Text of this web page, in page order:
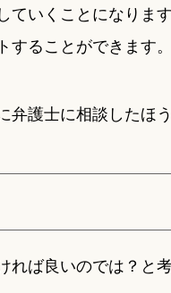
ていくことになりま
ることができます。
護士に相談したほ
ば良いのでは？と